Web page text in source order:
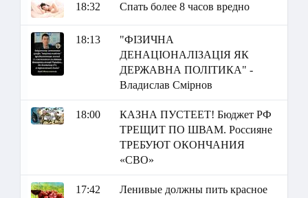
18:32 Спать более 8 часов вредно
18:13
"ФІЗИЧНА
ДЕНАЦІОНАЛІЗАЦІЯ ЯК
ДЕРЖАВНА ПОЛІТИКА" -
Владислав Смірнов
18:00
КАЗНА ПУСТЕЕТ! Бюджет РФ
ТРЕЩИТ ПО ШВАМ. Россияне
ТРЕБУЮТ ОКОНЧАНИЯ
«СВО»
17:42
Ленивые должны пить красное